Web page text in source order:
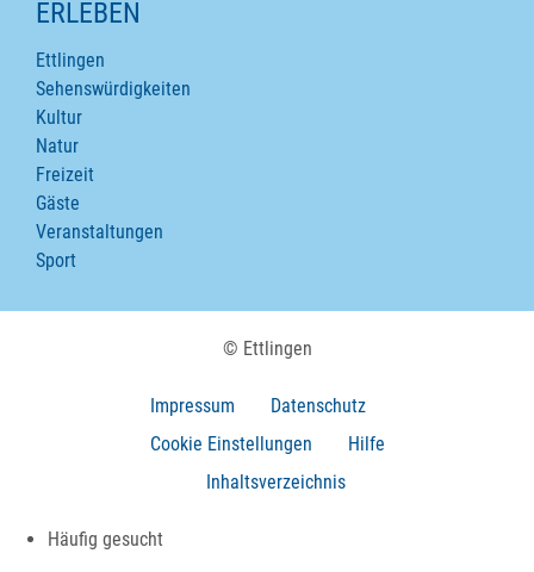
ERLEBEN
Ettlingen
Sehenswürdigkeiten
Kultur
Natur
Freizeit
Gäste
Veranstaltungen
Sport
© Ettlingen
Impressum
Datenschutz
Cookie Einstellungen
Hilfe
Inhaltsverzeichnis
Häufig gesucht